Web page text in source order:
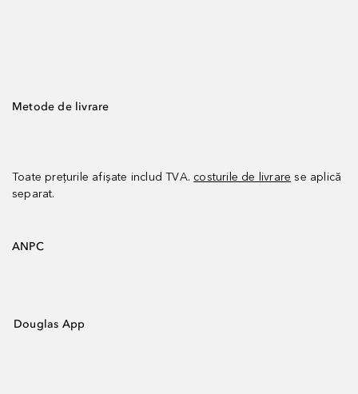
Metode de livrare
Toate prețurile afișate includ TVA. costurile de livrare se aplică
separat.
ANPC
Douglas App